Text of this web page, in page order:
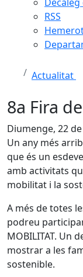
RSS
Actualitat
8a Fira
Diumenge, 22
Un any més
que és un
amb activitats
mobilitat i la
A més de totes
podreu participar
MOBILITAT. Un
mostrar a les
sostenible.